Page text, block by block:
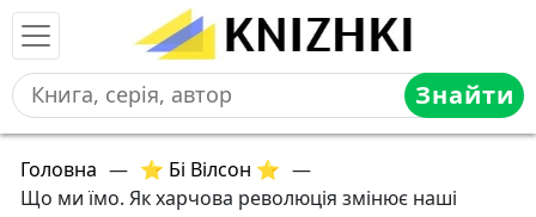
Знайти
Головна — ⭐ Бі Вілсон ⭐ —
Що ми їмо. Як харчова революція змінює наші